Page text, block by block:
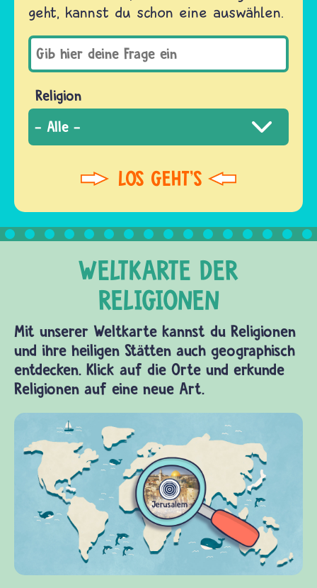
geht, kannst du schon eine auswählen.
Religion
Mit unserer Weltkarte kannst du Religionen
und ihre heiligen Stätten auch geographisch
entdecken. Klick auf die Orte und erkunde
Religionen auf eine neue Art.